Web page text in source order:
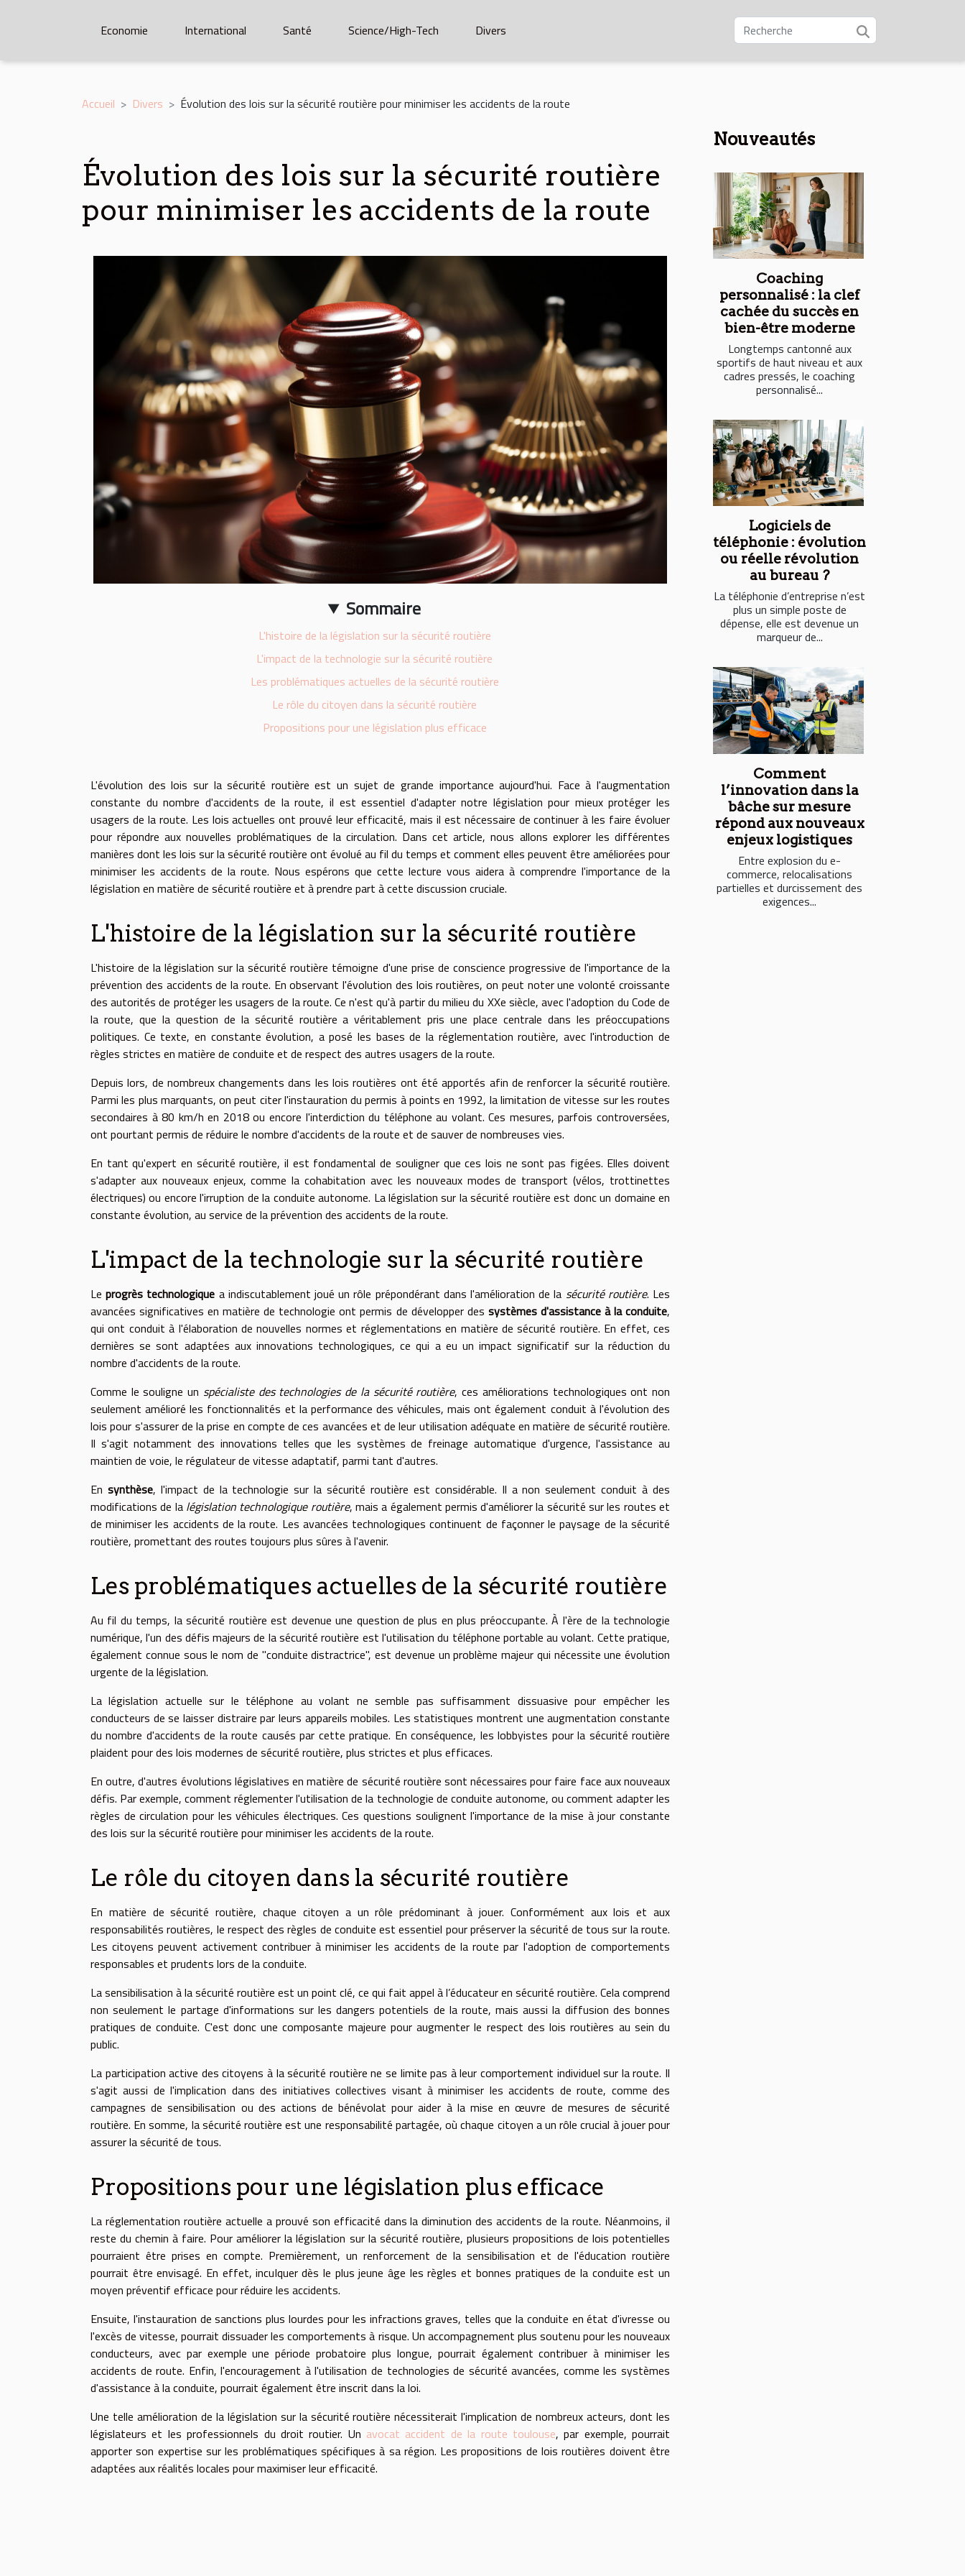
Economie International Santé Science/High-Tech Divers
Accueil Divers Évolution des lois sur la sécurité routière pour minimiser les accidents de la route
Évolution des lois sur la sécurité routière
pour minimiser les accidents de la route
Sommaire
L'histoire de la législation sur la sécurité routière
L'impact de la technologie sur la sécurité routière
Les problématiques actuelles de la sécurité routière
Le rôle du citoyen dans la sécurité routière
Propositions pour une législation plus efficace
L'évolution des lois sur la sécurité routière est un sujet de grande importance aujourd'hui. Face à l'augmentation
constante du nombre d'accidents de la route, il est essentiel d'adapter notre législation pour mieux protéger les
usagers de la route. Les lois actuelles ont prouvé leur efficacité, mais il est nécessaire de continuer à les faire évoluer
pour répondre aux nouvelles problématiques de la circulation. Dans cet article, nous allons explorer les différentes
manières dont les lois sur la sécurité routière ont évolué au fil du temps et comment elles peuvent être améliorées pour
minimiser les accidents de la route. Nous espérons que cette lecture vous aidera à comprendre l'importance de la
législation en matière de sécurité routière et à prendre part à cette discussion cruciale.
L'histoire de la législation sur la sécurité routière
L'histoire de la législation sur la sécurité routière témoigne d'une prise de conscience progressive de l'importance de la
prévention des accidents de la route. En observant l'évolution des lois routières, on peut noter une volonté croissante
des autorités de protéger les usagers de la route. Ce n'est qu'à partir du milieu du XXe siècle, avec l'adoption du Code de
la route, que la question de la sécurité routière a véritablement pris une place centrale dans les préoccupations
politiques. Ce texte, en constante évolution, a posé les bases de la réglementation routière, avec l'introduction de
règles strictes en matière de conduite et de respect des autres usagers de la route.
Depuis lors, de nombreux changements dans les lois routières ont été apportés afin de renforcer la sécurité routière.
Parmi les plus marquants, on peut citer l'instauration du permis à points en 1992, la limitation de vitesse sur les routes
secondaires à 80 km/h en 2018 ou encore l'interdiction du téléphone au volant. Ces mesures, parfois controversées,
ont pourtant permis de réduire le nombre d'accidents de la route et de sauver de nombreuses vies.
En tant qu'expert en sécurité routière, il est fondamental de souligner que ces lois ne sont pas figées. Elles doivent
s'adapter aux nouveaux enjeux, comme la cohabitation avec les nouveaux modes de transport (vélos, trottinettes
électriques) ou encore l'irruption de la conduite autonome. La législation sur la sécurité routière est donc un domaine en
constante évolution, au service de la prévention des accidents de la route.
L'impact de la technologie sur la sécurité routière
Leprogrès technologique a indiscutablement joué un rôle prépondérant dans l'amélioration de la sécurité routière. Les
avancées significatives en matière de technologie ont permis de développer des systèmes d'assistance à la conduite,
qui ont conduit à l'élaboration de nouvelles normes et réglementations en matière de sécurité routière. En effet, ces
dernières se sont adaptées aux innovations technologiques, ce qui a eu un impact significatif sur la réduction du
nombre d'accidents de la route.
Comme le souligne un spécialiste des technologies de la sécurité routière, ces améliorations technologiques ont non
seulement amélioré les fonctionnalités et la performance des véhicules, mais ont également conduit à l'évolution des
lois pour s'assurer de la prise en compte de ces avancées et de leur utilisation adéquate en matière de sécurité routière.
Il s'agit notamment des innovations telles que les systèmes de freinage automatique d'urgence, l'assistance au
maintien de voie, le régulateur de vitesse adaptatif, parmi tant d'autres.
En synthèse, l'impact de la technologie sur la sécurité routière est considérable. Il a non seulement conduit à des
modifications de la législation technologique routière, mais a également permis d'améliorer la sécurité sur les routes et
de minimiser les accidents de la route. Les avancées technologiques continuent de façonner le paysage de la sécurité
routière, promettant des routes toujours plus sûres à l'avenir.
Les problématiques actuelles de la sécurité routière
Au fil du temps, la sécurité routière est devenue une question de plus en plus préoccupante. À l'ère de la technologie
numérique, l'un des défis majeurs de la sécurité routière est l'utilisation du téléphone portable au volant. Cette pratique,
également connue sous le nom de "conduite distractrice", est devenue un problème majeur qui nécessite une évolution
urgente de la législation.
La législation actuelle sur le téléphone au volant ne semble pas suffisamment dissuasive pour empêcher les
conducteurs de se laisser distraire par leurs appareils mobiles. Les statistiques montrent une augmentation constante
du nombre d'accidents de la route causés par cette pratique. En conséquence, les lobbyistes pour la sécurité routière
plaident pour des lois modernes de sécurité routière, plus strictes et plus efficaces.
En outre, d'autres évolutions législatives en matière de sécurité routière sont nécessaires pour faire face aux nouveaux
défis. Par exemple, comment réglementer l'utilisation de la technologie de conduite autonome, ou comment adapter les
règles de circulation pour les véhicules électriques. Ces questions soulignent l'importance de la mise à jour constante
des lois sur la sécurité routière pour minimiser les accidents de la route.
Le rôle du citoyen dans la sécurité routière
En matière de sécurité routière, chaque citoyen a un rôle prédominant à jouer. Conformément aux lois et aux
responsabilités routières, le respect des règles de conduite est essentiel pour préserver la sécurité de tous sur la route.
Les citoyens peuvent activement contribuer à minimiser les accidents de la route par l'adoption de comportements
responsables et prudents lors de la conduite.
La sensibilisation à la sécurité routière est un point clé, ce qui fait appel à l’éducateur en sécurité routière. Cela comprend
non seulement le partage d'informations sur les dangers potentiels de la route, mais aussi la diffusion des bonnes
pratiques de conduite. C'est donc une composante majeure pour augmenter le respect des lois routières au sein du
public.
La participation active des citoyens à la sécurité routière ne se limite pas à leur comportement individuel sur la route. Il
s'agit aussi de l'implication dans des initiatives collectives visant à minimiser les accidents de route, comme des
campagnes de sensibilisation ou des actions de bénévolat pour aider à la mise en œuvre de mesures de sécurité
routière. En somme, la sécurité routière est une responsabilité partagée, où chaque citoyen a un rôle crucial à jouer pour
assurer la sécurité de tous.
Propositions pour une législation plus efficace
La réglementation routière actuelle a prouvé son efficacité dans la diminution des accidents de la route. Néanmoins, il
reste du chemin à faire. Pour améliorer la législation sur la sécurité routière, plusieurs propositions de lois potentielles
pourraient être prises en compte. Premièrement, un renforcement de la sensibilisation et de l'éducation routière
pourrait être envisagé. En effet, inculquer dès le plus jeune âge les règles et bonnes pratiques de la conduite est un
moyen préventif efficace pour réduire les accidents.
Ensuite, l'instauration de sanctions plus lourdes pour les infractions graves, telles que la conduite en état d'ivresse ou
l'excès de vitesse, pourrait dissuader les comportements à risque. Un accompagnement plus soutenu pour les nouveaux
conducteurs, avec par exemple une période probatoire plus longue, pourrait également contribuer à minimiser les
accidents de route. Enfin, l'encouragement à l'utilisation de technologies de sécurité avancées, comme les systèmes
d'assistance à la conduite, pourrait également être inscrit dans la loi.
Une telle amélioration de la législation sur la sécurité routière nécessiterait l'implication de nombreux acteurs, dont les
législateurs et les professionnels du droit routier. Un avocat accident de la route toulouse, par exemple, pourrait
apporter son expertise sur les problématiques spécifiques à sa région. Les propositions de lois routières doivent être
adaptées aux réalités locales pour maximiser leur efficacité.
Nouveautés
Coaching
personnalisé : la clef
cachée du succès en
bien-être moderne
Longtemps cantonné aux
sportifs de haut niveau et aux
cadres pressés, le coaching
personnalisé...
Logiciels de
téléphonie : évolution
ou réelle révolution
au bureau ?
La téléphonie d’entreprise n’est
plus un simple poste de
dépense, elle est devenue un
marqueur de...
Comment
l’innovation dans la
bâche sur mesure
répond aux nouveaux
enjeux logistiques
Entre explosion du e-
commerce, relocalisations
partielles et durcissement des
exigences...